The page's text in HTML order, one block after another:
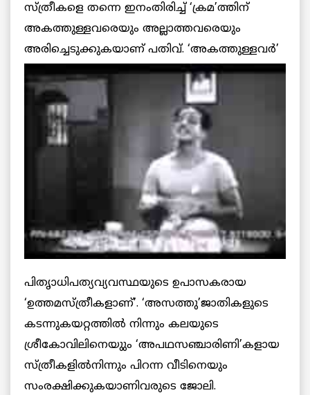
സ്ത്രീകളെ തന്നെ ഇനംതിരിച്ച് ‘ക്രമ’ത്തിന്
അകത്തുള്ളവരെയും അല്ലാത്തവരെയും
അരിച്ചെടുക്കുകയാണ് പതിവ്. ‘അകത്തുള്ളവര്‍’
പിതൃാധിപത്യവ്യവസ്ഥയുടെ ഉപാസകരായ
‘ഉത്തമസ്ത്രീകളാണ്’. ‘അസത്തു’ജാതികളുടെ
കടന്നുകയറ്റത്തില്‍ നിന്നും കലയുടെ
ശ്രീകോവിലിനെയുും ‘അപഥസഞ്ചാരിണി’കളായ
സ്ത്രീകളില്‍നിന്നും പിറന്ന വീടിനെയും
സംരക്ഷിക്കുകയാണിവരുടെ ജോലി.